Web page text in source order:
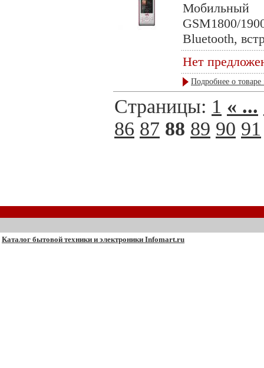
GSM1800/
Bluetooth,
Нет
Подробнее о товаре
Страницы: 1 « ...
86 87 88 89 90 91
Каталог бытовой техники и электроники Infomart.ru